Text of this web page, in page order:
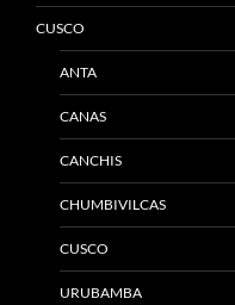
CUSCO
ANTA
CANAS
CANCHIS
CHUMBIVILCAS
CUSCO
URUBAMBA